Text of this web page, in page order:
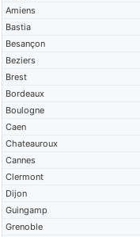
Amiens
Bastia
Besançon
Beziers
Brest
Bordeaux
Boulogne
Caen
Chateauroux
Cannes
Clermont
Dijon
Guingamp
Grenoble